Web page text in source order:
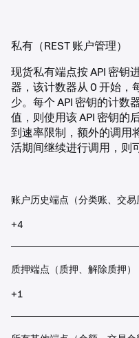
私有（REST 账户管理）
现货私有端点按 API 密钥
器，该计数器从 0 开始，
少。每个 API 密钥的计数
值，则使用该 API 密钥的
到速率限制，额外的调用
活期间继续进行调用，则
账户历史端点（分类账、交易
+4
质押端点（质押、解除质押）
+1